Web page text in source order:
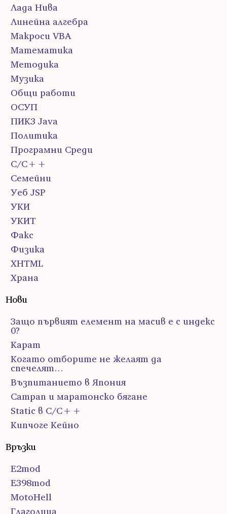
Лада Нива
Линейна алгебра
Макроси VBA
Математика
Методика
Музика
Общи работи
ОСУП
ПИК3 Java
Политика
Програмни Среди
С/С++
Семейни
Уеб JSP
УКИ
УКИТ
Факс
Физика
ХHTML
Храна
Нови
Защо първият елемент на масив е с индекс
0?
Карат
Когато отборите не желаят да
спечелят…
Възпитанието в Япония
Сатрап и маратонско бягане
Static в C/C++
Кипчоге Кейно
Връзки
E2mod
E398mod
MotoHell
Глаголица